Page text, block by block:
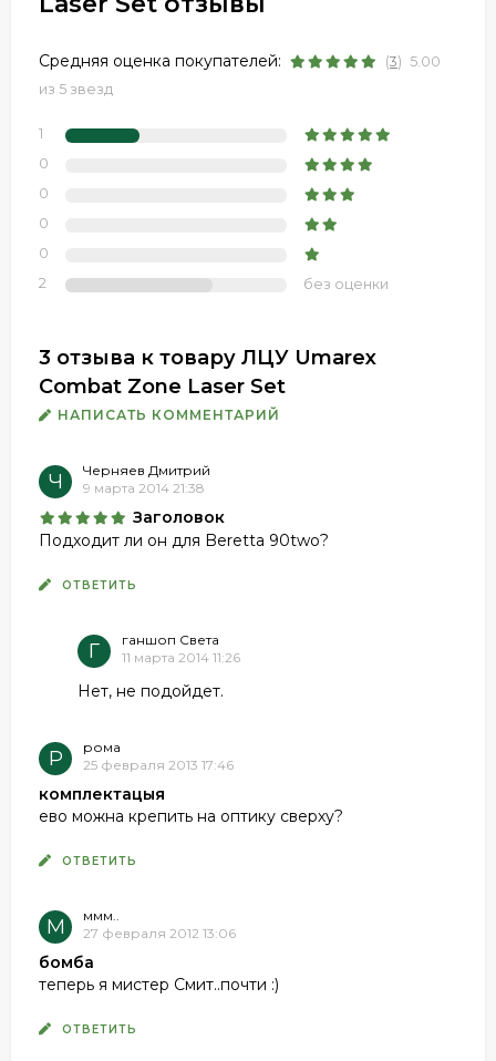
Средняя оценка покупателей: (3) 5.00
из 5 звезд
1
0
0
0
0
2
без оценки
3 отзыва к товару ЛЦУ Umarex
Combat Zone Laser Set
НАПИСАТЬ КОММЕНТАРИЙ
Ч
Черняев Дмитрий
9 марта 2014 21:38
Заголовок
Подходит ли он для Beretta 90two?
ОТВЕТИТЬ
Г
ганшоп Света
11 марта 2014 11:26
Нет, не подойдет.
Р
рома
25 февраля 2013 17:46
комплектацыя
ево можна крепить на оптику сверху?
ОТВЕТИТЬ
М
ммм..
27 февраля 2012 13:06
бомба
теперь я мистер Смит..почти :)
ОТВЕТИТЬ